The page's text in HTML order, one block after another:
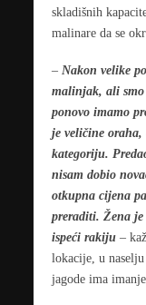
skladišnih
malinare da se
– Nakon velike
malinjak, ali smo
ponovo imamo
je veličine
kategoriju.
nisam dobio
otkupna cijena
preraditi. Žena je
ispeći rakiju–
lokacije, u
jagode ima